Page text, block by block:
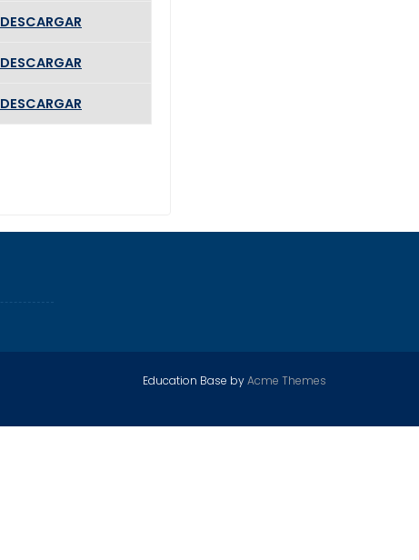
DESCARGAR
DESCARGAR
DESCARGAR
Education Base byAcme Themes